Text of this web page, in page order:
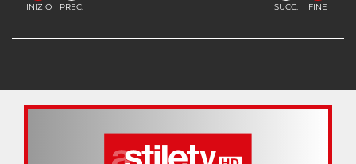
INIZIO PREC. SUCC. FINE